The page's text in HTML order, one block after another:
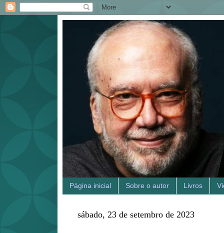
Página inicial Sobre o autor Livros
sábado, 23 de setembro de 2023